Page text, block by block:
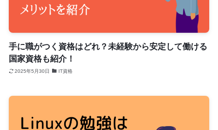
手に職がつく資格はどれ？未経験から安定して働ける
国家資格も紹介！
2025年5月30日 IT資格